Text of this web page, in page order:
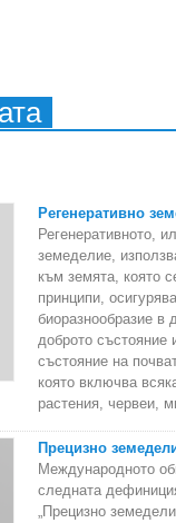
Регенеративно
Регенеративното,
земеделие,
към земята, която
принципи,
биоразнообразие в
доброто състояние
състояние на
която включва
растения, червеи,
Прецизно
Международното
следната
„Прецизно